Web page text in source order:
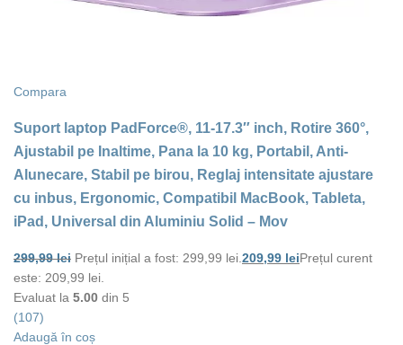
Compara
Suport laptop PadForce®, 11-17.3″ inch, Rotire 360°,
Ajustabil pe Inaltime, Pana la 10 kg, Portabil, Anti-
Alunecare, Stabil pe birou, Reglaj intensitate ajustare
cu inbus, Ergonomic, Compatibil MacBook, Tableta,
iPad, Universal din Aluminiu Solid – Mov
299,99lei Prețul inițial a fost: 299,99 lei. 209,99 leiPrețul curent
este: 209,99 lei.
Evaluat la 5.00 din 5
(107)
Adaugă în coș